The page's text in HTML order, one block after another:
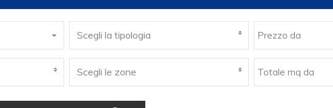
Scegli la tipologia
Scegli le zone